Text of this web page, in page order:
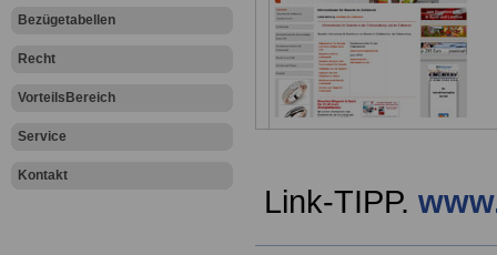
Bezügetabellen
Recht
VorteilsBereich
Service
Kontakt
Link-TIPP.